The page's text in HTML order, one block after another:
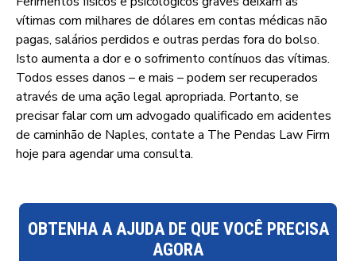
vítimas com milhares de dólares em contas médicas não
pagas, salários perdidos e outras perdas fora do bolso.
Isto aumenta a dor e o sofrimento contínuos das vítimas.
Todos esses danos – e mais – podem ser recuperados
através de uma ação legal apropriada. Portanto, se
precisar falar com um advogado qualificado em acidentes
de caminhão de Naples, contate a The Pendas Law Firm
hoje para agendar uma consulta.
OBTENHA A AJUDA DE QUE VOCÊ PRECISA
AGORA